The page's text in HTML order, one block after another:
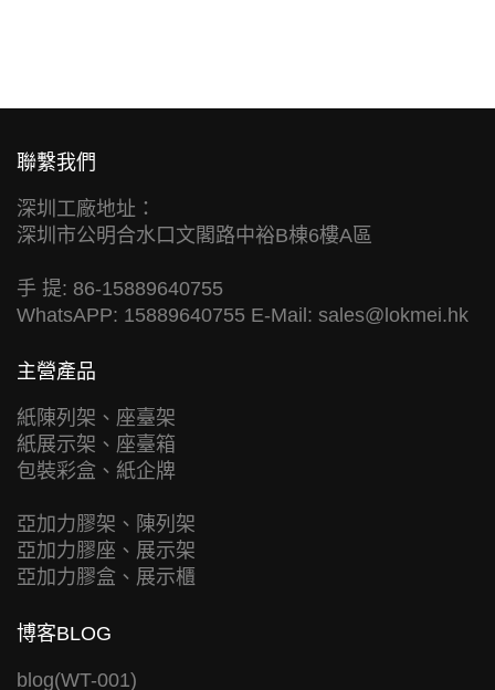
聯繫我們
深圳工廠地址：
深圳市公明合水口文閣路中裕B棟6樓A區
手 提: 86-15889640755
WhatsAPP: 15889640755 E-Mail: sales@lokmei.hk
主營產品
紙陳列架、座臺架
紙展示架、座臺箱
包裝彩盒、紙企牌
亞加力膠架、陳列架
亞加力膠座、展示架
亞加力膠盒、展示櫃
博客BLOG
blog(WT-001)